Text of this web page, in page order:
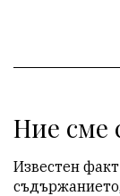
Ние сме
Известен